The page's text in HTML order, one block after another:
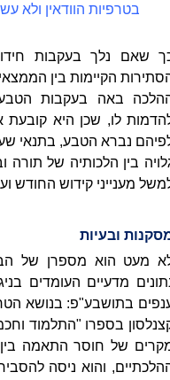
בטרפיות הוודאין ולא
שאם נלך בעקבות
הקיימות בין
באה בעקבות
לו, שכן היא קובעת
נברא הטבע, בתנאי
בין הלכותיה של תורה
מענייני קידוש החודש
ובעיות
מעט הוא מספרן של
מדעיים העומדים
בתושבע"פ: בנושא
בספרו "התלמוד
של חוסר התאמה
והוא ניסה